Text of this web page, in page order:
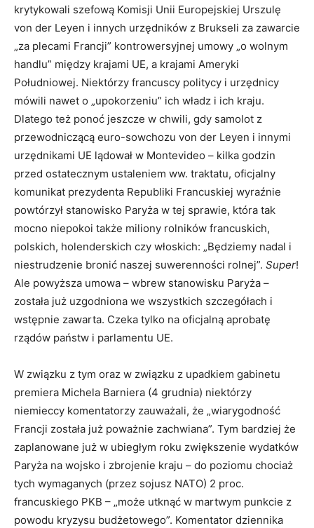
krytykowali szefową Komisji Unii Europejskiej Urszulę
von der Leyen i innych urzędników z Brukseli za zawarcie
„za plecami Francji” kontrowersyjnej umowy „o wolnym
handlu” między krajami UE, a krajami Ameryki
Południowej. Niektórzy francuscy politycy i urzędnicy
mówili nawet o „upokorzeniu” ich władz i ich kraju.
Dlatego też ponoć jeszcze w chwili, gdy samolot z
przewodniczącą euro-sowchozu von der Leyen i innymi
urzędnikami UE lądował w Montevideo – kilka godzin
przed ostatecznym ustaleniem ww. traktatu, oficjalny
komunikat prezydenta Republiki Francuskiej wyraźnie
powtórzył stanowisko Paryża w tej sprawie, która tak
mocno niepokoi także miliony rolników francuskich,
polskich, holenderskich czy włoskich: „Będziemy nadal i
niestrudzenie bronić naszej suwerenności rolnej”. Super!
Ale powyższa umowa – wbrew stanowisku Paryża –
została już uzgodniona we wszystkich szczegółach i
wstępnie zawarta. Czeka tylko na oficjalną aprobatę
rządów państw i parlamentu UE.
W związku z tym oraz w związku z upadkiem gabinetu
premiera Michela Barniera (4 grudnia) niektórzy
niemieccy komentatorzy zauważali, że „wiarygodność
Francji została już poważnie zachwiana”. Tym bardziej że
zaplanowane już w ubiegłym roku zwiększenie wydatków
Paryża na wojsko i zbrojenie kraju – do poziomu chociaż
tych wymaganych (przez sojusz NATO) 2 proc.
francuskiego PKB – „może utknąć w martwym punkcie z
powodu kryzysu budżetowego”. Komentator dziennika